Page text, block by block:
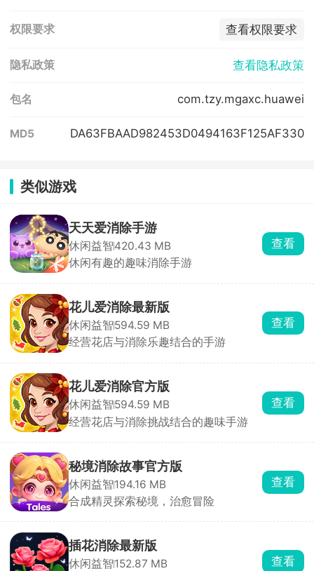
权限要求 查看权限要求
隐私政策 查看隐私政策
包名 com.tzy.mgaxc.huawei
MD5 DA63FBAAD982453D0494163F125AF330
类似游戏
天天爱消除手游
休闲益智420.43 MB
休闲有趣的趣味消除手游
查看
花儿爱消除最新版
休闲益智594.59 MB
经营花店与消除乐趣结合的手游
查看
花儿爱消除官方版
休闲益智594.59 MB
经营花店与消除挑战结合的趣味手游
查看
秘境消除故事官方版
休闲益智194.16 MB
合成精灵探索秘境，治愈冒险
查看
插花消除最新版
休闲益智152.87 MB
查看